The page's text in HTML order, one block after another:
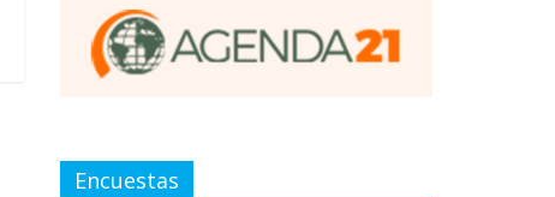
Encuestas